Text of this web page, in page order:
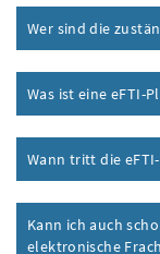
Wer sind die
Was ist eine eFTI-
Wann tritt die
Kann ich auch
elektronische